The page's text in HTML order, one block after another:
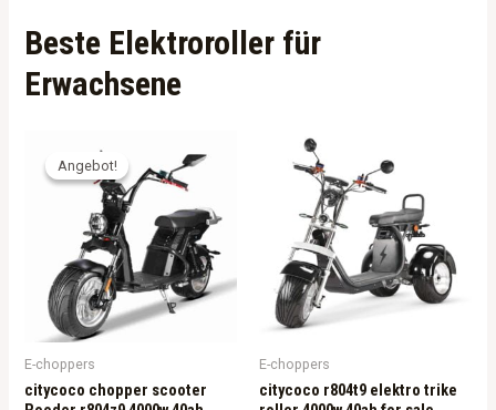
Beste Elektroroller für
Erwachsene
Angebot!
Angebot!
E-choppers
citycoco chopper scooter
E-choppers
citycoco r804t9 elektro trike